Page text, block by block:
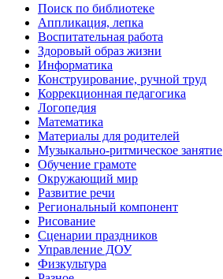
Поиск по библиотеке
Аппликация, лепка
Воспитательная работа
Здоровый образ жизни
Информатика
Конструирование, ручной труд
Коррекционная педагогика
Логопедия
Математика
Материалы для родителей
Музыкально-ритмическое занятие
Обучение грамоте
Окружающий мир
Развитие речи
Региональный компонент
Рисование
Сценарии праздников
Управление ДОУ
Физкультура